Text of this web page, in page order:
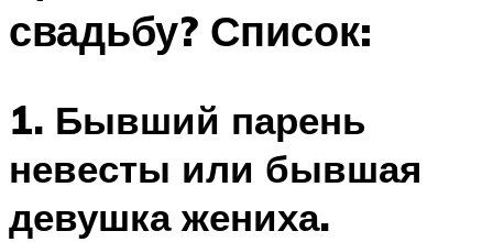
свадьбу? Список:
1. Бывший парень
невесты или бывшая
девушка жениха.